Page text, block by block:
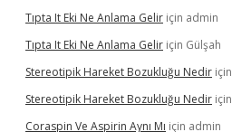
Tıpta It Eki Ne Anlama Gelir için admin
Tıpta It Eki Ne Anlama Gelir için Gülşah
Stereotipik Hareket Bozukluğu Nedir için
Stereotipik Hareket Bozukluğu Nedir için
Coraspin Ve Aspirin Aynı Mı için admin